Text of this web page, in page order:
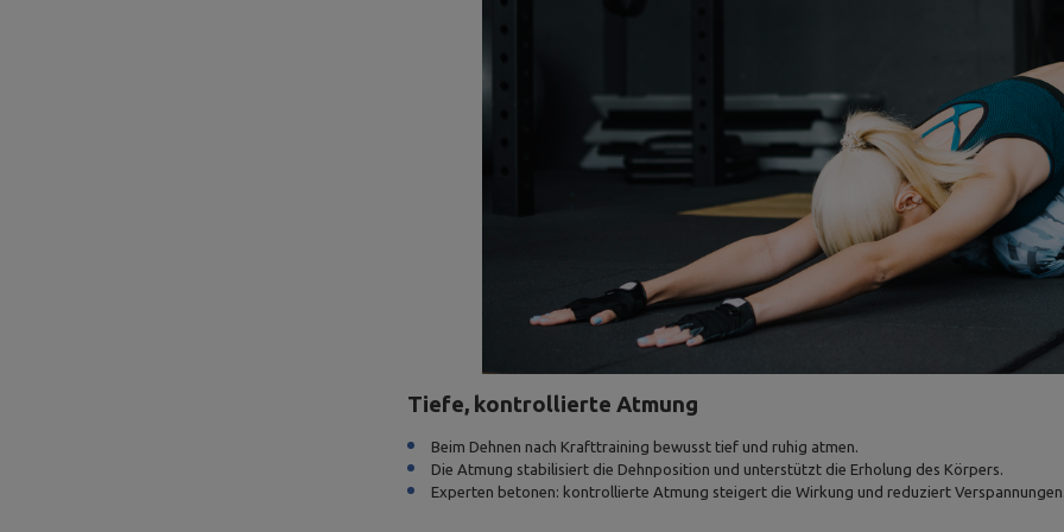
Tiefe, kontrollierte Atmung
Beim Dehnen nach Krafttraining bewusst tief und ruhig atmen.
Die Atmung stabilisiert die Dehnposition und unterstützt die Erholung des Körpers.
Experten betonen: kontrollierte Atmung steigert die Wirkung und reduziert